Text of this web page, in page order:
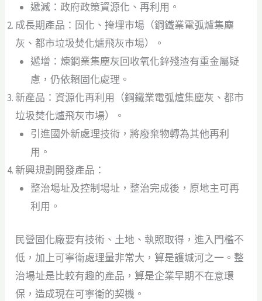
遞減：政府政策資源化、再利用。
成長期產品：固化、掩埋市場（鋼鐵業電弧爐集塵
灰、都市垃圾焚化爐飛灰市場）。
遞增：煉鋼業集塵灰回收氧化鋅殘渣有重金屬疑
慮，仍依賴固化處理。
新產品：資源化再利用（鋼鐵業電弧爐集塵灰、都市
垃圾焚化爐飛灰市場）。
引進國外新處理技術，將廢棄物轉為其他再利
用。
新興規劃開發產品：
整治場址及控制場址，整治完成後，原地主可再
利用。
民營固化廠要有技術、土地、執照取得，進入門檻不
低，加上可寧衛處理量非常大，算是護城河之一。整
治場址是比較有趣的產品，算是企業早期不在意環
保，造成現在可寧衛的契機。